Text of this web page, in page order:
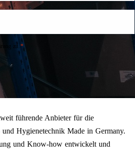
zu.*
führende Anbieter für die
Hygienetechnik Made in Germany.
und Know-how entwickelt und